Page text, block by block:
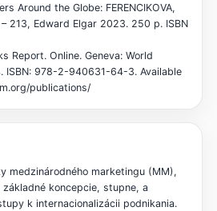
Around the Globe: FERENCIKOVA,
213, Edward Elgar 2023. 250 p. ISBN
Report. Online. Geneva: World
ISBN: 978-2-940631-64-3. Available
publications/
medzinárodného marketingu (MM),
koncepcie, stupne, a
k internacionalizácii podnikania.